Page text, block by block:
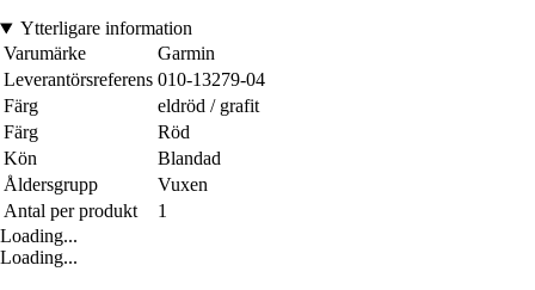
Ytterligare information
Varumärke
Garmin
Leverantörsreferens 010-13279-04
Färg
eldröd / grafit
Färg
Röd
Kön
Blandad
Åldersgrupp
Vuxen
Antal per produkt
1
Loading...
Loading...